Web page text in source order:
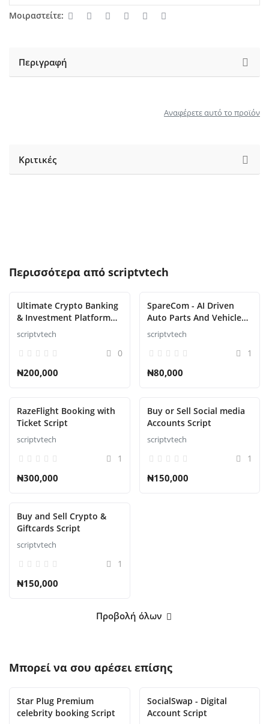
Μοιραστείτε:
Περιγραφή
Αναφέρετε αυτό το προϊόν
Κριτικές
Περισσότερα από scriptvtech
Ultimate Crypto Banking
& Investment Platform
Script
scriptvtech
0
₦200,000
SpareCom - AI Driven
Auto Parts And Vehicle
Accessories Ecommerce
Script
scriptvtech
1
₦80,000
RazeFlight Booking with
Ticket Script
scriptvtech
1
₦300,000
Buy or Sell Social media
Accounts Script
scriptvtech
1
₦150,000
Buy and Sell Crypto &
Giftcards Script
scriptvtech
1
₦150,000
Προβολή όλων
Μπορεί να σου αρέσει επίσης
Star Plug Premium
celebrity booking Script
SocialSwap - Digital
Account Script